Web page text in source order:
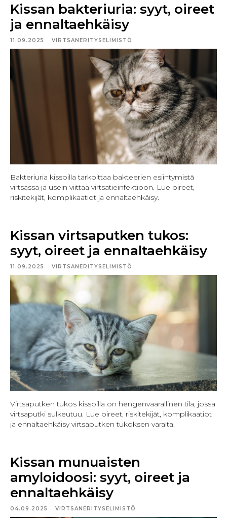
Kissan bakteriuria: syyt, oireet
ja ennaltaehkäisy
11.09.2025 VIRTSANERITYSELIMISTÖ
Bakteriuria kissoilla tarkoittaa bakteerien esiintymistä
virtsassa ja usein viittaa virtsatieinfektioon. Lue oireet,
riskitekijät, komplikaatiot ja ennaltaehkäisy.
Kissan virtsaputken tukos:
syyt, oireet ja ennaltaehkäisy
11.09.2025 VIRTSANERITYSELIMISTÖ
Virtsaputken tukos kissoilla on hengenvaarallinen tila, jossa
virtsaputki sulkeutuu. Lue oireet, riskitekijät, komplikaatiot
ja ennaltaehkäisy virtsaputken tukoksen varalta.
Kissan munuaisten
amyloidoosi: syyt, oireet ja
ennaltaehkäisy
04.09.2025 VIRTSANERITYSELIMISTÖ